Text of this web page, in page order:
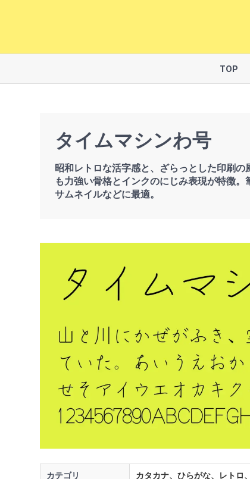
TOP
タイムマシンわ号
昭和レトロな活字感と、ざらっとした印刷
も力強い骨格とインクのにじみ表現が特徴
サムネイルなどに最適。
カテゴリ カタカナ、ひらがな、レトロ